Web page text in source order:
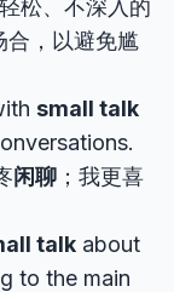
松、不深入的
合，以避免尴
small talk
闲聊 ；我更喜
talk about
to the main